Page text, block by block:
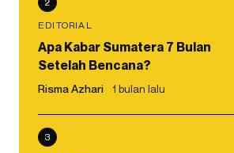
EDITORIAL
Apa Kabar Sumatera 7 Bulan
Setelah Bencana?
Risma Azhari 1 bulan lalu
3